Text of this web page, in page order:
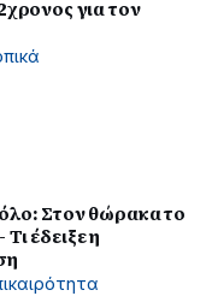
για τον
Στον θώρακα το
έδειξε η